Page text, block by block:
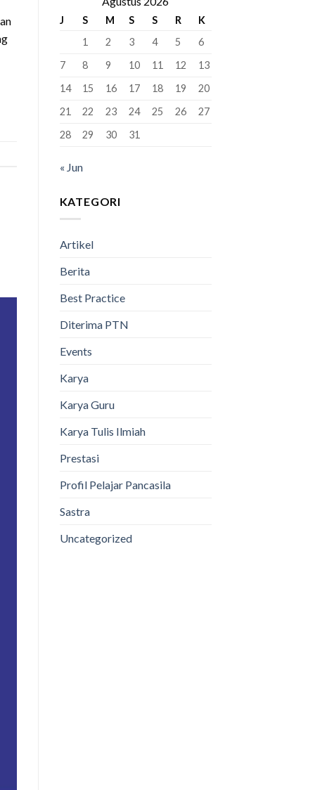
Kelas
SMAN
Bandung
Lulus
100%
J S M S S R
K
1
2 3 4 5
6
7
8 9 10 11 12
13
14
15 16 17 18 19
20
21
22 23 24 25 26
27
28
29 30 31
« Jun
KATEGORI
Artikel
Berita
Best Practice
Diterima PTN
Events
Karya
Karya Guru
Karya Tulis Ilmiah
Prestasi
Profil Pelajar Pancasila
Sastra
Uncategorized